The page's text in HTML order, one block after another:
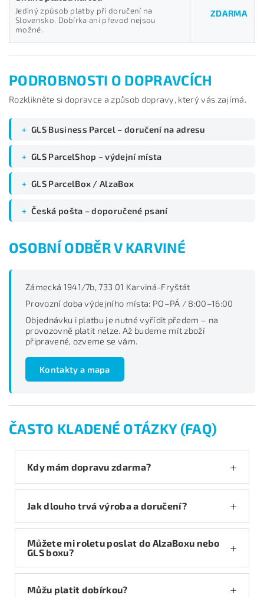
Jediný způsob platby při doručení na
Slovensko. Dobírka ani převod nejsou
možné.
ZDARMA
PODROBNOSTI O DOPRAVCÍCH
Rozklikněte si dopravce a způsob dopravy, který vás zajímá.
+ GLS Business Parcel – doručení na adresu
+ GLS ParcelShop – výdejní místa
+ GLS ParcelBox / AlzaBox
+ Česká pošta – doporučené psaní
OSOBNÍ ODBĚR V KARVINÉ
Zámecká 1941/7b, 733 01 Karviná-Fryštát
Provozní doba výdejního místa: PO–PÁ / 8:00–16:00
Objednávku i platbu je nutné vyřídit předem – na
provozovně platit nelze. Až budeme mít zboží
připravené, ozveme se vám.
Kontakty a mapa
ČASTO KLADENÉ OTÁZKY (FAQ)
Kdy mám dopravu zdarma?
Jak dlouho trvá výroba a doručení?
Můžete mi roletu poslat do AlzaBoxu nebo
GLS boxu?
Můžu platit dobírkou?